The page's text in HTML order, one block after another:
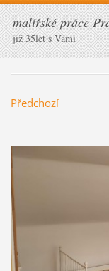
malířské práce
již 35let s Vámi
Předchozí